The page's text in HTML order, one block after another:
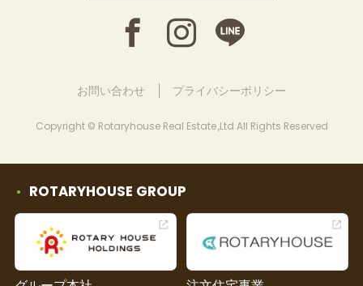
お問い合わせ プライバシーポリシー
Copyright © Rotaryhouse Real Estate.,Ltd All Rights Reserved
ROTARYHOUSE GROUP